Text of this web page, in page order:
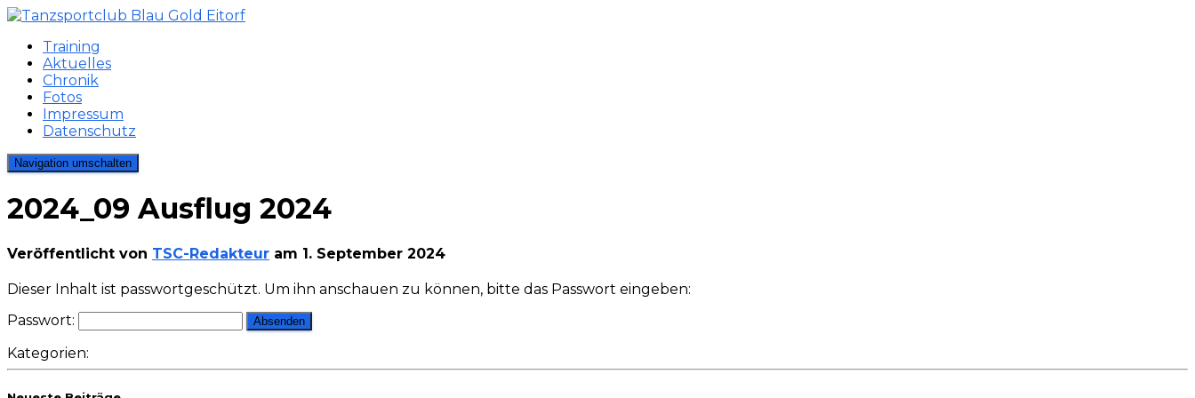
Training
Aktuelles
Chronik
Fotos
Impressum
Datenschutz
Navigation umschalten
2024_09 Ausflug 2024
Veröffentlicht von TSC-Redakteur am 1. September 2024
Dieser Inhalt ist passwortgeschützt. Um ihn anschauen zu können, bitte das Passwort eingeben:
Passwort:
Kategorien: